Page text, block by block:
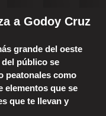
a Godoy Cruz
grande del oeste
público se
peatonales como
elementos que se
que te llevan y